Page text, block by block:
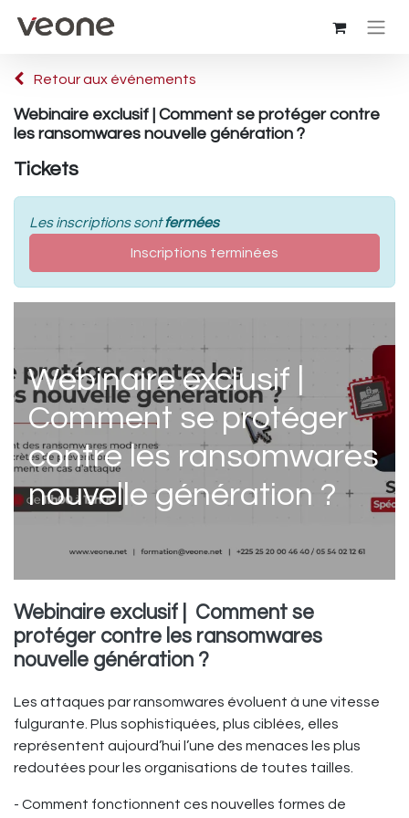
Retour aux événements
Webinaire exclusif | Comment se protéger contre
les ransomwares nouvelle génération ?
Tickets
Les inscriptions sontfermées
Inscriptions terminées
Webinaire exclusif |
Comment se protéger
contre les ransomwares
nouvelle génération ?
Webinaire exclusif | Comment se
protéger contre les ransomwares
nouvelle génération ?
Les attaques par ransomwares évoluent à une vitesse
fulgurante. Plus sophistiquées, plus ciblées, elles
représentent aujourd’hui l’une des menaces les plus
redoutées pour les organisations de toutes tailles.
- Comment fonctionnent ces nouvelles formes de